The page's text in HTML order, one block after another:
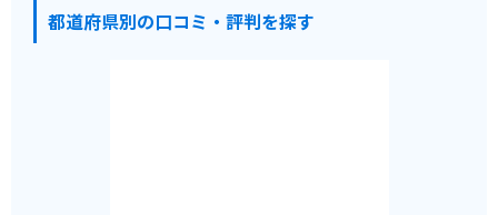
都道府県別の口コミ・評判を探す